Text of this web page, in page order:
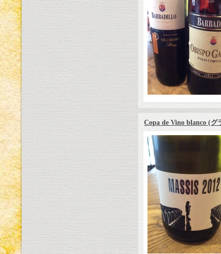
Copa de Vino blanco (グ